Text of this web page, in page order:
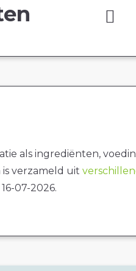
als ingrediënten,
verzameld uit
07-2026.